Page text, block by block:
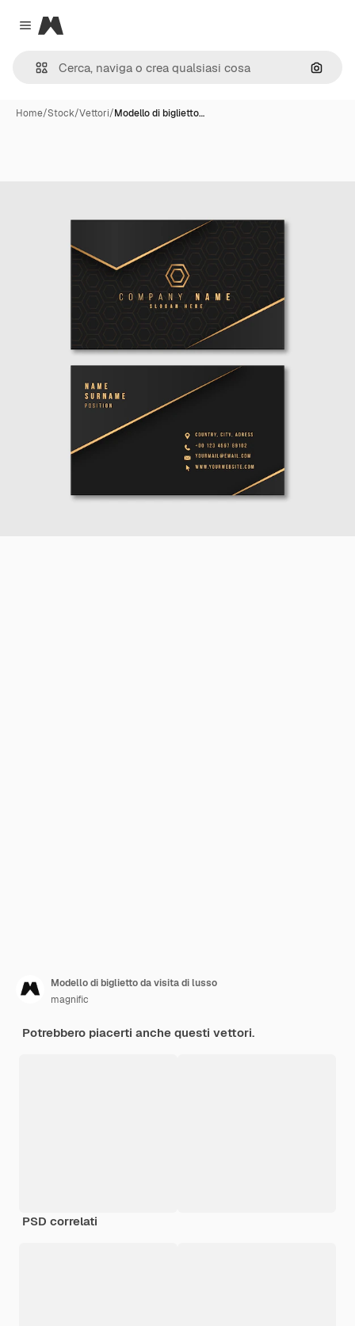
Close menu
Magnific
Cerca
Home/Stock/Vettori/Modello di biglietto…
Modello di biglietto da visita di lusso
magnific
Potrebbero piacerti anche questi vettori.
PSD correlati